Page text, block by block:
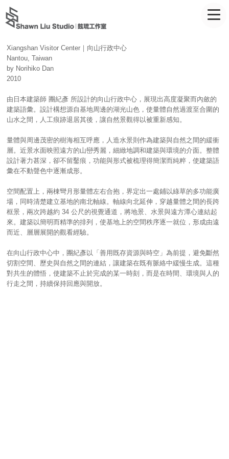
Xiangshan Visitor Center｜向山行政中心
Nantou, Taiwan
by Norihiko Dan
2010
由日本建築師 團紀彥 所設計的向山行政中心，展現出高度凝聚而內斂的
建築語彙。設計構想源自基地周邊的湖光山色，使量體自然過渡至合圍的
山水之間，人工痕跡退居其後，讓自然景觀得以被重新感知。
量體與周邊茂密的樹海相互呼應，人造水景則作為建築與自然之間的緩衝
層。近景水面映照遠方的山巒秀麗，細緻地調和建築與環境的介面。整體
設計著力甚深，卻不留鑿痕，功能與形式被梳理得簡潔而純粹，使建築語
彙在不動聲色中逐漸成形。
空間配置上，兩棟彎月形量體左右合抱，界定出一處鋪以綠草的多功能廣
場，同時清楚建立基地的南北軸線。軸線向北延伸，穿越量體之間的長跨
框景，兩次跨越約 34 公尺的視覺通道，將地景、水景與遠方潭心連結起
來。建築以簡明而精準的排列，使基地上的空間秩序逐一就位，形成由遠
而近、層層展開的觀看經驗。
在向山行政中心中，團紀彥以「善用既存資源與時空」為前提，避免斷然
切割空間、歷史與自然之間的連結，讓建築在既有脈絡中緩慢生成。這種
對共生的體悟，使建築不止於完成的某一時刻，而是在時間、環境與人的
行走之間，持續保持回應與開放。